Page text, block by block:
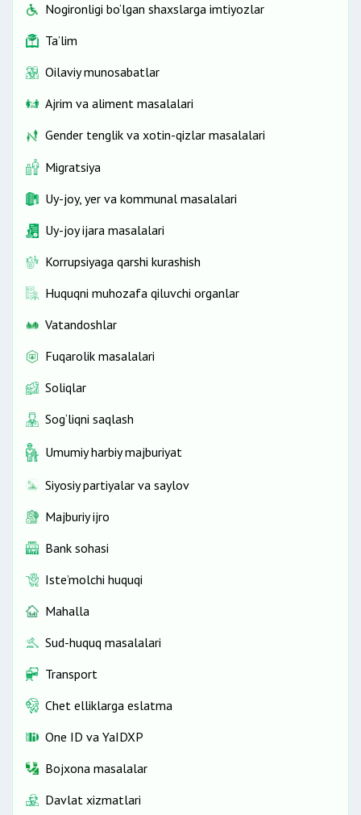
Nogironligi bo‘lgan shaxslarga imtiyozlar
Ta’lim
Oilaviy munosabatlar
Ajrim va aliment masalalari
Gender tenglik va xotin-qizlar masalalari
Migratsiya
Uy-joy, yer va kommunal masalalari
Uy-joy ijara masalalari
Korrupsiyaga qarshi kurashish
Huquqni muhozafa qiluvchi organlar
Vatandoshlar
Fuqarolik masalalari
Soliqlar
Sog‘liqni saqlash
Umumiy harbiy majburiyat
Siyosiy partiyalar va saylov
Majburiy ijro
Bank sohasi
Iste’molchi huquqi
Mahalla
Sud-huquq masalalari
Transport
Chet elliklarga eslatma
One ID vа YaIDXP
Bojxona masalalar
Davlat xizmatlari